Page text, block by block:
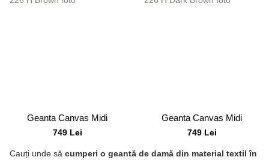
Geanta Canvas Midi
749 Lei
Geanta Canvas Midi
749 Lei
Cauți unde să cumperi o geantă de damă din material textil în